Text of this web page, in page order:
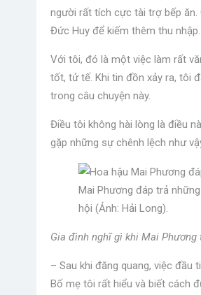
người rất tích cực tài trợ bếp
Đức Huy để kiếm thêm thu nhập.
Với tôi, đó là một việc làm rất
tốt, tử tế. Khi tin đồn xảy ra, tôi
trong câu chuyện này.
Điều tôi không hài lòng là điều
gặp những sự chênh lệch như
Mai Phương đáp trả
hội (Ảnh: Hải Long).
Gia đình nghĩ gì khi Mai
– Sau khi đăng quang, việc
Bố mẹ tôi rất hiểu và biết cách